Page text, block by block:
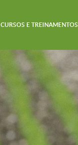
CURSOS E TREINAMENTOS